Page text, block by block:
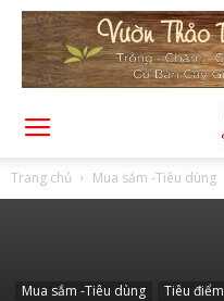
Trang chủ Mua sắm -Tiêu dùng
Mua sắm -Tiêu dùng Tiêu điểm